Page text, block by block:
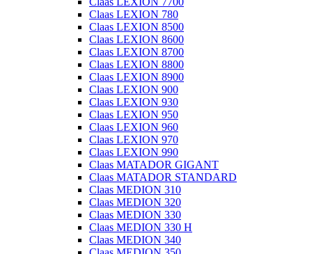
Claas LEXION 780
Claas LEXION 8500
Claas LEXION 8600
Claas LEXION 8700
Claas LEXION 8800
Claas LEXION 8900
Claas LEXION 900
Claas LEXION 930
Claas LEXION 950
Claas LEXION 960
Claas LEXION 970
Claas LEXION 990
Claas MATADOR GIGANT
Claas MATADOR STANDARD
Claas MEDION 310
Claas MEDION 320
Claas MEDION 330
Claas MEDION 330 H
Claas MEDION 340